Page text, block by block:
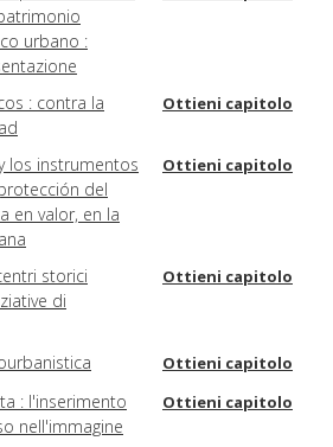
urbano :
: contra la
Ottieni capitolo
los instrumentos
del
en valor, en la
Ottieni capitolo
storici
di
Ottieni capitolo
Ottieni capitolo
: l'inserimento
nell'immagine
Ottieni capitolo